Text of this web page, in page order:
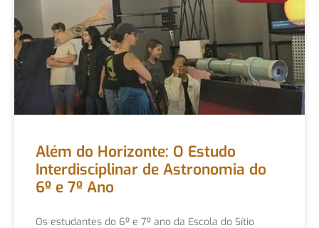
Além do Horizonte: O Estudo
Interdisciplinar de Astronomia do
6º e 7º Ano
Os estudantes do 6º e 7º ano da Escola do Sítio